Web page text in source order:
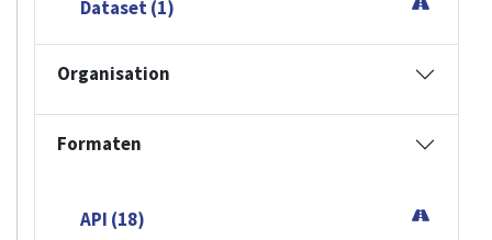
Dataset (1)
Organisation
Formaten
API (18)